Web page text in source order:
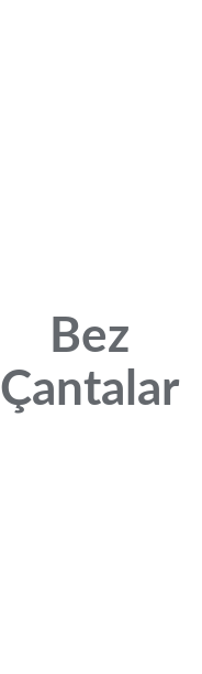
Bez
Çantalar